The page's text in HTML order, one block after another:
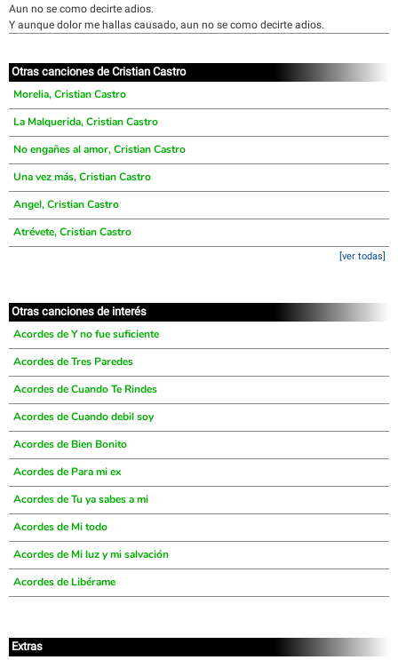
Aun no se como decirte adios.
Y aunque dolor me hallas causado, aun no se como decirte adios.
Otras canciones de Cristian Castro
Morelia, Cristian Castro
La Malquerida, Cristian Castro
No engañes al amor, Cristian Castro
Una vez más, Cristian Castro
Angel, Cristian Castro
Atrévete, Cristian Castro
[ver todas]
Otras canciones de interés
Acordes de Y no fue suficiente
Acordes de Tres Paredes
Acordes de Cuando Te Rindes
Acordes de Cuando debil soy
Acordes de Bien Bonito
Acordes de Para mi ex
Acordes de Tu ya sabes a mi
Acordes de Mi todo
Acordes de Mi luz y mi salvación
Acordes de Libérame
Extras